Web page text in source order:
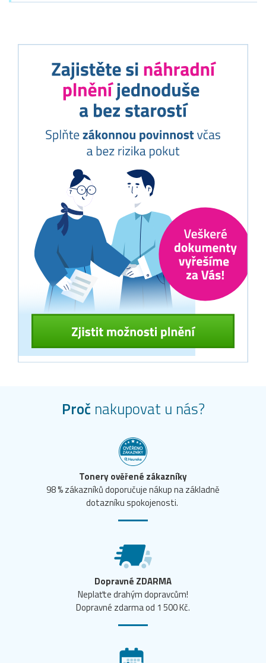
Proč nakupovat u nás?
Tonery ověřené zákazníky
98 % zákazníků doporučuje nákup na základně
dotazníku spokojenosti.
Dopravné ZDARMA
Neplaťte drahým dopravcům!
Dopravné zdarma od 1 500 Kč.